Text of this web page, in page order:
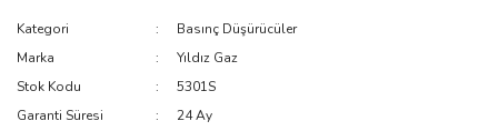
Kategori
Basınç Düşürücüler
Marka
Yıldız Gaz
Stok Kodu
5301S
Garanti Süresi
24 Ay